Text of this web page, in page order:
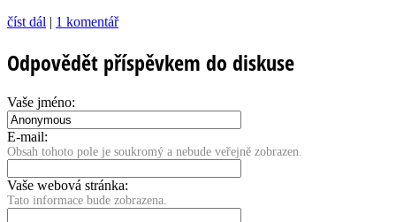
číst dál | 1 komentář
Odpovědět příspěvkem do diskuse
Vaše jméno:
E-mail:
Obsah tohoto pole je soukromý a nebude veřejně zobrazen.
Vaše webová stránka:
Tato informace bude zobrazena.